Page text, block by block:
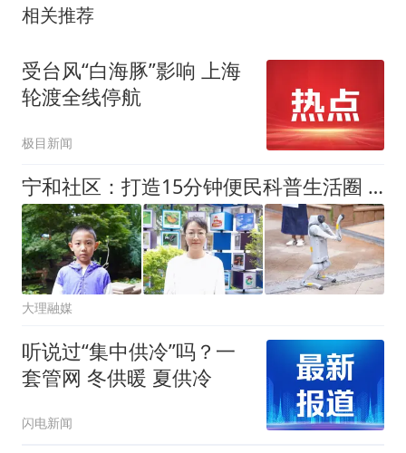
相关推荐
受台风“白海豚”影响 上海
轮渡全线停航
极目新闻
宁和社区：打造15分钟便民科普生活圈 让科技常伴身边
大理融媒
听说过“集中供冷”吗？一
套管网 冬供暖 夏供冷
闪电新闻